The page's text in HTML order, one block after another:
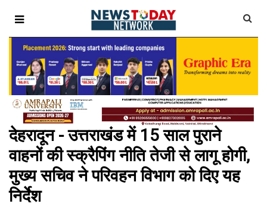
देहरादून - उत्तराखंड में 15 साल पुराने
वाहनों की स्क्रैपिंग नीति तेजी से लागू होगी,
मुख्य सचिव ने परिवहन विभाग को दिए यह
निर्देश